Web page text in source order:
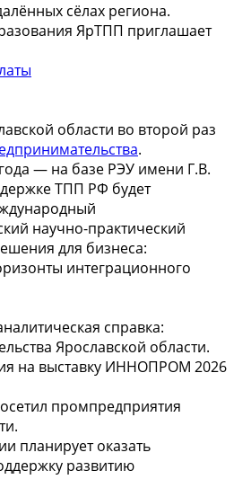
сёлах региона.
ЯрТПП приглашает
области во второй раз
.
— на базе РЭУ имени Г.В.
ТПП РФ будет
научно-практический
для бизнеса:
интеграционного
справка:
Ярославской области.
на выставку ИННОПРОМ 2026
промпредприятия
планирует оказать
развитию